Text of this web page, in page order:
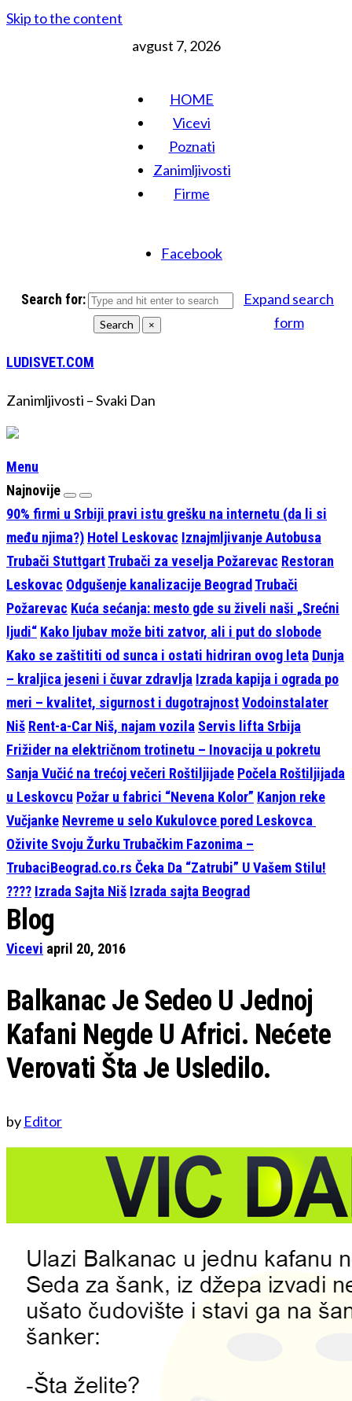
Skip to the content
avgust 7, 2026
HOME
Vicevi
Poznati
Zanimljivosti
Firme
Facebook
Search for:
Search ×
Expand search
form
LUDISVET.COM
Zanimljivosti – Svaki Dan
Menu
Najnovije
90% firmi u Srbiji pravi istu grešku na internetu (da li si
među njima?) Hotel Leskovac Iznajmljivanje Autobusa
Trubači StuttgartTrubači za veselja Požarevac Restoran
Leskovac Odgušenje kanalizacije Beograd Trubači
Požarevac Kuća sećanja: mesto gde su živeli naši „Srećni
ljudi“ Kako ljubav može biti zatvor, ali i put do slobode
Kako se zaštititi od sunca i ostati hidriran ovog leta Dunja
– kraljica jeseni i čuvar zdravlja Izrada kapija i ograda po
meri – kvalitet, sigurnost i dugotrajnostVodoinstalater
Niš Rent-a-Car Niš, najam vozila Servis lifta Srbija
Frižider na električnom trotinetu – Inovacija u pokretu
Sanja Vučić na trećoj večeri Roštiljijade Počela Roštiljijada
u Leskovcu Požar u fabrici “Nevena Kolor” Kanjon reke
Vučjanke Nevreme u selo Kukulovce pored Leskovca
Oživite Svoju Žurku Trubačkim Fazonima –
TrubaciBeograd.co.rs Čeka Da “Zatrubi” U Vašem Stilu!
???? Izrada Sajta Niš Izrada sajta Beograd
Blog
Vicevi april 20, 2016
Balkanac Je Sedeo U Jednoj
Kafani Negde U Africi. Nećete
Verovati Šta Je Usledilo.
by Editor